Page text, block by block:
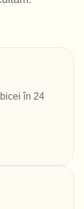
în 24